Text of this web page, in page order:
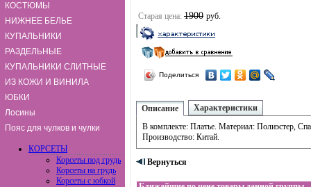
КОСТЮМЫ
НИЖНЕЕ БЕЛЬЕ
КУПАЛЬНИКИ
РАЗДЕЛЬНЫЕ
КУПАЛЬНИКИ СЛИТНЫЕ
ИЗ КОЖИ И ВИНИЛА
ЮБКИ
Лосины
Пояс для чулков и чулки
КОРСЕТЫ
Корсеты под грудь
Корсеты на грудь
Корсеты с юбкой
Старая цена: 1900 руб.
Поделиться
Описание
Характеристики
В комплекте: Платье. Материал: Полиэстер,
Производство: Китай.
Вернуться